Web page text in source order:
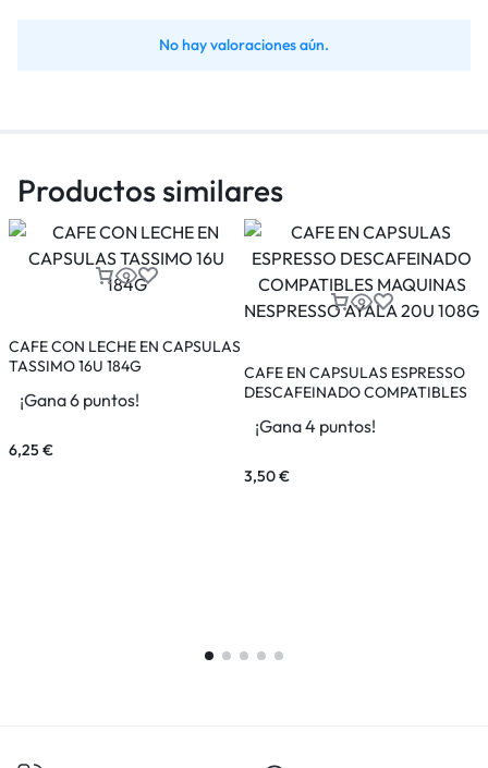
No hay valoraciones aún.
Productos similares
CAFE CON LECHE EN CAPSULAS
TASSIMO 16U 184G
¡Gana 6 puntos!
6,25 €
CAFE EN CAPSULAS ESPRESSO
DESCAFEINADO COMPATIBLES
20U 108G
¡Gana 4 puntos!
3,50€